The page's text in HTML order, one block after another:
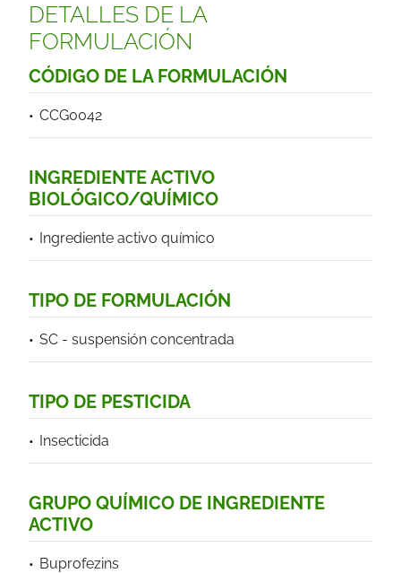
DETALLES DE LA
FORMULACIÓN
CÓDIGO DE LA FORMULACIÓN
CCG0042
INGREDIENTE ACTIVO
BIOLÓGICO/QUÍMICO
Ingrediente activo químico
TIPO DE FORMULACIÓN
SC - suspensión concentrada
TIPO DE PESTICIDA
Insecticida
GRUPO QUÍMICO DE INGREDIENTE
ACTIVO
Buprofezins